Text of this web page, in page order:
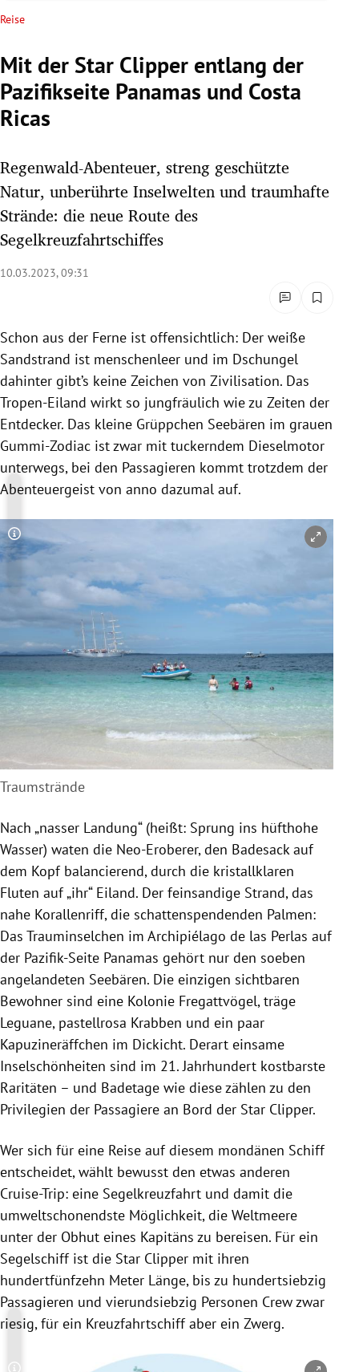
Untermenü
Untermenü
Untermenü
Untermenü
Untermenü
Untermenü
Reise
Mit der Star Clipper entlang der
Pazifikseite Panamas und Costa
Ricas
Regenwald-Abenteuer, streng geschützte
Natur, unberührte Inselwelten und traumhafte
Strände: die neue Route des
Segelkreuzfahrtschiffes
10.03.2023, 09:31
Schon aus der Ferne ist offensichtlich: Der weiße
Sandstrand ist menschenleer und im Dschungel
dahinter gibt’s keine Zeichen von Zivilisation. Das
Tropen-Eiland wirkt so jungfräulich wie zu Zeiten der
Entdecker. Das kleine Grüppchen Seebären im grauen
Gummi-Zodiac ist zwar mit tuckerndem Dieselmotor
unterwegs, bei den Passagieren kommt trotzdem der
Abenteuergeist von anno dazumal auf.
Copyright-Hinweis öffnen/schließen
Traumstrände
Nach „nasser Landung“ (heißt: Sprung ins hüfthohe
Wasser) waten die Neo-Eroberer, den Badesack auf
dem Kopf balancierend, durch die kristallklaren
Fluten auf „ihr“ Eiland. Der feinsandige Strand, das
nahe Korallenriff, die schattenspendenden Palmen:
Das Trauminselchen im Archipiélago de las Perlas auf
der Pazifik-Seite Panamas gehört nur den soeben
angelandeten Seebären. Die einzigen sichtbaren
Bewohner sind eine Kolonie Fregattvögel, träge
Leguane, pastellrosa Krabben und ein paar
Kapuzineräffchen im Dickicht. Derart einsame
Inselschönheiten sind im 21. Jahrhundert kostbarste
Raritäten – und Badetage wie diese zählen zu den
Privilegien der Passagiere an Bord der Star Clipper.
Wer sich für eine Reise auf diesem mondänen Schiff
entscheidet, wählt bewusst den etwas anderen
Cruise-Trip: eine Segelkreuzfahrt und damit die
umweltschonendste Möglichkeit, die Weltmeere
unter der Obhut eines Kapitäns zu bereisen. Für ein
Segelschiff ist die Star Clipper mit ihren
hundertfünfzehn Meter Länge, bis zu hundertsiebzig
Passagieren und vierundsiebzig Personen Crew zwar
riesig, für ein Kreuzfahrtschiff aber ein Zwerg.